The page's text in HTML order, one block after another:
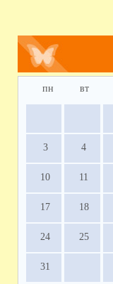
пн вт
3 4
10 11
17 18
24 25
31